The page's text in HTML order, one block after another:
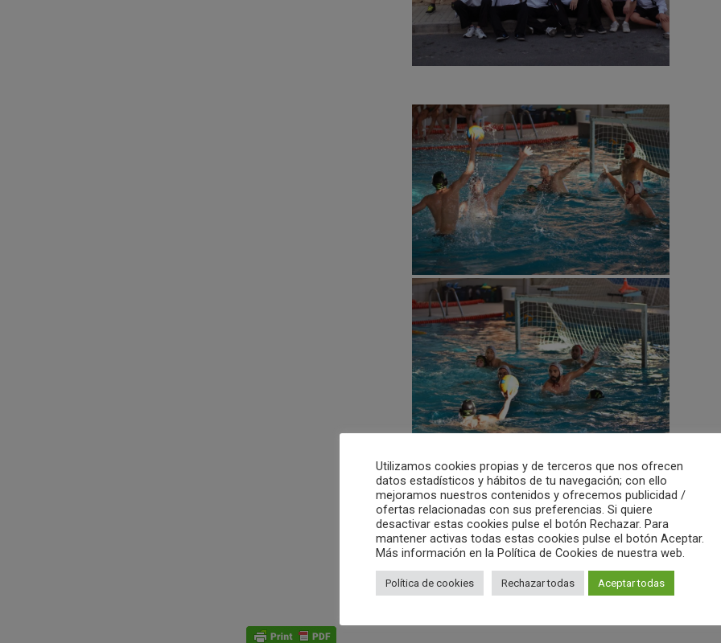
Utilizamos cookies propias y de terceros que nos ofrecen
datos estadísticos y hábitos de tu navegación; con ello
mejoramos nuestros contenidos y ofrecemos publicidad /
ofertas relacionadas con sus preferencias. Si quiere
desactivar estas cookies pulse el botón Rechazar. Para
mantener activas todas estas cookies pulse el botón Aceptar.
Más información en la Política de Cookies de nuestra web.
Política de cookies Rechazar todas Aceptar todas